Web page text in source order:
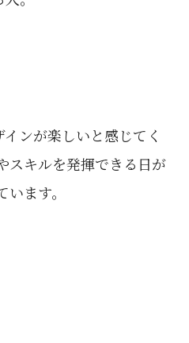
ンが楽しいと感じてく
スキルを発揮できる日が
ます。